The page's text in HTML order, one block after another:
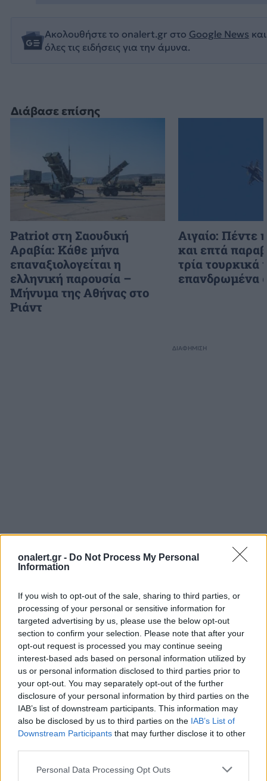
onalert.gr - Do Not Process My Personal
Information
If you wish to opt-out of the sale, sharing to third parties, or
processing of your personal or sensitive information for
targeted advertising by us, please use the below opt-out
section to confirm your selection. Please note that after your
opt-out request is processed you may continue seeing
interest-based ads based on personal information utilized by
us or personal information disclosed to third parties prior to
your opt-out. You may separately opt-out of the further
disclosure of your personal information by third parties on the
IAB’s list of downstream participants. This information may
also be disclosed by us to third parties on the IAB’s List of
Downstream Participants that may further disclose it to other
Personal Data Processing Opt Outs
Διάβασε επίσης
Patriot στη Σαουδική
Αραβία: Κάθε μήνα
επαναξιολογείται η
ελληνική παρουσία –
Μήνυμα της Αθήνας στο
Ριάντ
Αιγαίο: Πέντε
και επτά
τρία τουρκικά
επανδρωμένα
Ακολουθήστε το onalert.gr στο Google News
όλες τις ειδήσεις για την άμυνα.
ΔΙΑΦΗΜΙΣΗ
ΣΧΕΤΙΚΑ ΑΡΘΡΑ
ΚΟΣΜΟΣ